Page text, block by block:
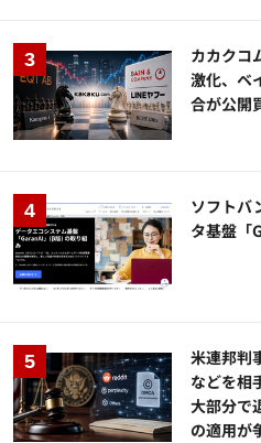
カカクコ
激化、ベ
合が公開
ソフトバ
タ基盤「
米連邦判
などを相
大部分で
の適用が